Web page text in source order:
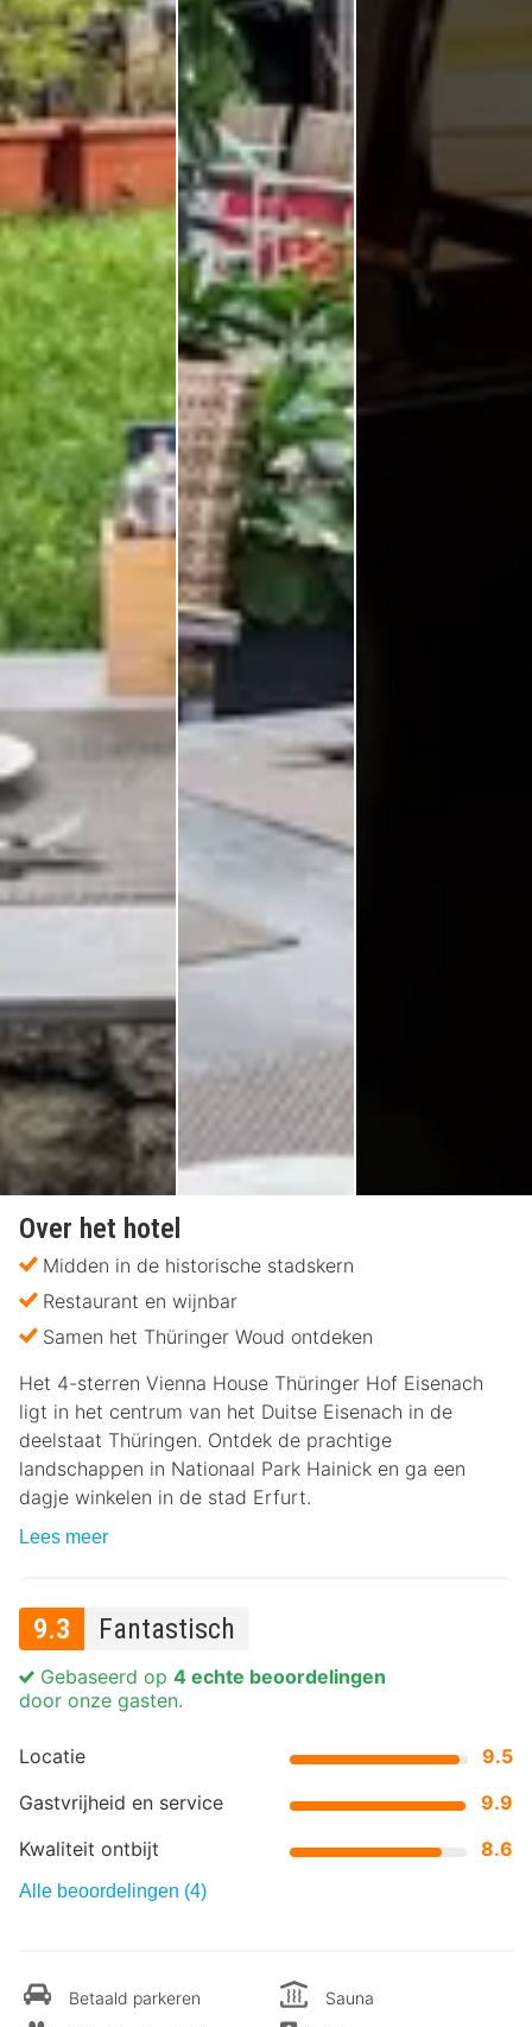
Over het hotel
Midden in de historische stadskern
Restaurant en wijnbar
Samen het Thüringer Woud ontdeken
Het 4-sterren Vienna House Thüringer Hof Eisenach
ligt in het centrum van het Duitse Eisenach in de
deelstaat Thüringen. Ontdek de prachtige
landschappen in Nationaal Park Hainick en ga een
dagje winkelen in de stad Erfurt.
Lees meer
9.3 Fantastisch
Locatie
9.5
Gastvrijheid en service
9.9
Kwaliteit ontbijt
8.6
Gebaseerd op 4 echte beoordelingen
door onze gasten.
Alle beoordelingen (4)
Betaald parkeren
Sauna